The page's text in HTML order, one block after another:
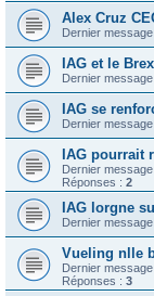
Alex Cruz
Dernier
IAG et le
Dernier
IAG se
Dernier
IAG pourrait
Dernier
Réponses : 2
IAG lorgne
Dernier
Vueling nlle
Dernier
Réponses : 3